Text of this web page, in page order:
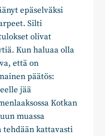
epäselväksi
Silti
olivat
Kun haluaa olla
että on
päätös:
jää
Kotkan
muassa
tehdään kattavasti